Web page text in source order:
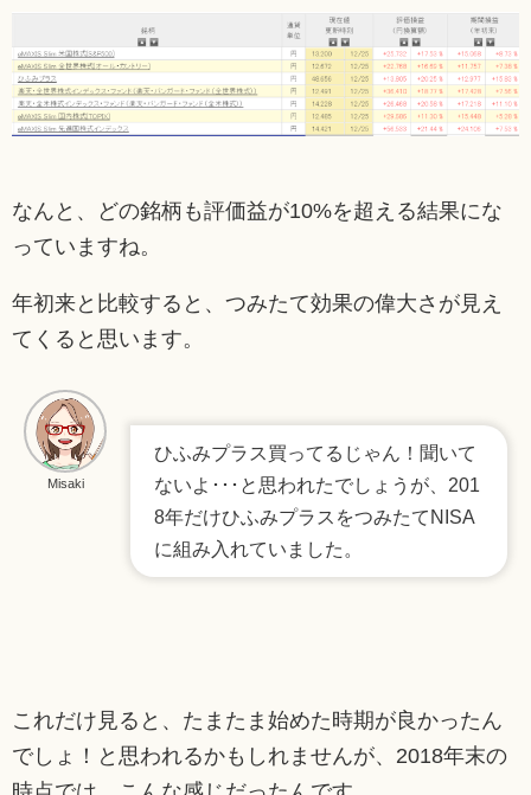
なんと、どの銘柄も評価益が10%を超える結果にな
っていますね。
年初来と比較すると、つみたて効果の偉大さが見え
てくると思います。
Misaki
ひふみプラス買ってるじゃん！聞いて
ないよ･･･と思われたでしょうが、201
8年だけひふみプラスをつみたてNISA
に組み入れていました。
これだけ見ると、たまたま始めた時期が良かったん
でしょ！と思われるかもしれませんが、2018年末の